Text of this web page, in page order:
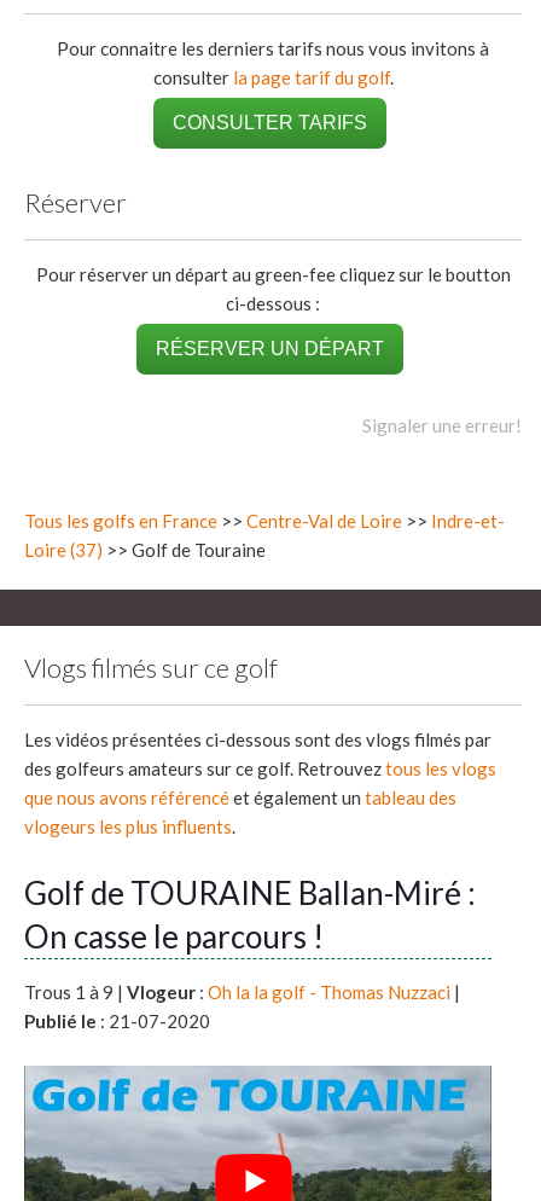
Pour connaitre les derniers tarifs nous vous invitons à
consulter la page tarif du golf.
CONSULTER TARIFS
Réserver
Pour réserver un départ au green-fee cliquez sur le boutton
ci-dessous :
RÉSERVER UN DÉPART
Signaler une erreur!
Tous les golfs en France >> Centre-Val de Loire >> Indre-et-
Loire (37) >> Golf de Touraine
Vlogs filmés sur ce golf
Les vidéos présentées ci-dessous sont des vlogs filmés par
des golfeurs amateurs sur ce golf. Retrouveztous les vlogs
que nous avons référencéet également un tableau des
vlogeurs les plus influents.
Golf de TOURAINE Ballan-Miré :
On casse le parcours !
Trous 1 à 9 | Vlogeur : Oh la la golf - Thomas Nuzzaci |
Publié le : 21-07-2020